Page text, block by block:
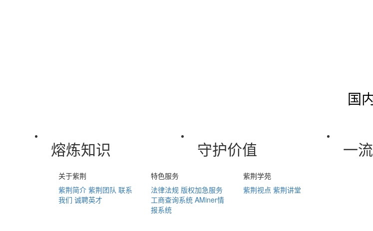
国
熔炼知识 守护价值 一
关于紫荆
紫荆简介 紫荆团队 联系
我们 诚聘英才
特色服务
法律法规 版权加急服务
工商查询系统 AMiner情
报系统
紫荆学苑
紫荆视点 紫荆讲堂